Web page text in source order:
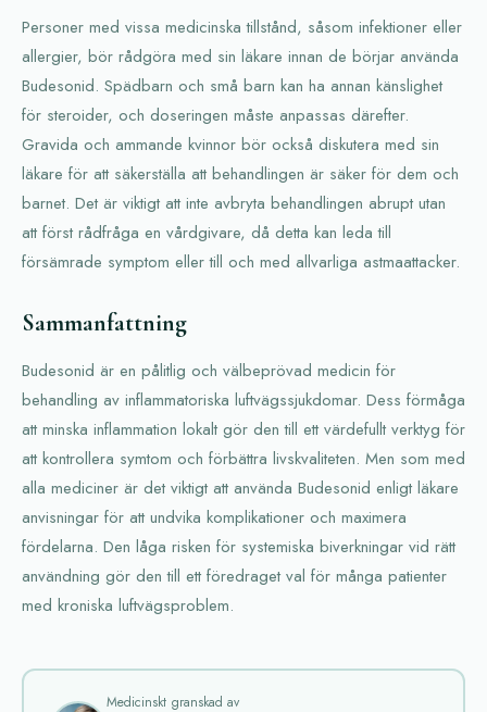
Personer med vissa medicinska tillstånd, såsom infektioner eller
allergier, bör rådgöra med sin läkare innan de börjar använda
Budesonid. Spädbarn och små barn kan ha annan känslighet
för steroider, och doseringen måste anpassas därefter.
Gravida och ammande kvinnor bör också diskutera med sin
läkare för att säkerställa att behandlingen är säker för dem och
barnet. Det är viktigt att inte avbryta behandlingen abrupt utan
att först rådfråga en vårdgivare, då detta kan leda till
försämrade symptom eller till och med allvarliga astmaattacker.
Sammanfattning
Budesonid är en pålitlig och välbeprövad medicin för
behandling av inflammatoriska luftvägssjukdomar. Dess förmåga
att minska inflammation lokalt gör den till ett värdefullt verktyg för
att kontrollera symtom och förbättra livskvaliteten. Men som med
alla mediciner är det viktigt att använda Budesonid enligt läkare
anvisningar för att undvika komplikationer och maximera
fördelarna. Den låga risken för systemiska biverkningar vid rätt
användning gör den till ett föredraget val för många patienter
med kroniska luftvägsproblem.
Medicinskt granskad av